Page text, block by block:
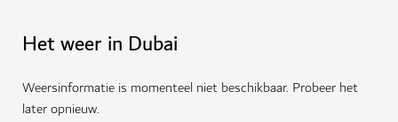
Het weer in Dubai
Weersinformatie is momenteel niet beschikbaar. Probeer het
later opnieuw.